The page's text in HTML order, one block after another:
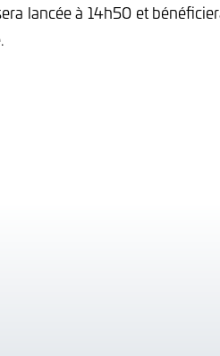
lancée à 14h50 et